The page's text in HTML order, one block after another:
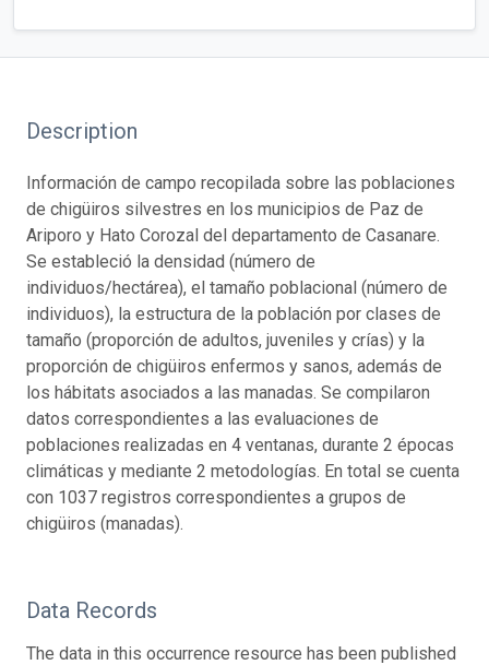
Description
Información de campo recopilada sobre las poblaciones
de chigüiros silvestres en los municipios de Paz de
Ariporo y Hato Corozal del departamento de Casanare.
Se estableció la densidad (número de
individuos/hectárea), el tamaño poblacional (número de
individuos), la estructura de la población por clases de
tamaño (proporción de adultos, juveniles y crías) y la
proporción de chigüiros enfermos y sanos, además de
los hábitats asociados a las manadas. Se compilaron
datos correspondientes a las evaluaciones de
poblaciones realizadas en 4 ventanas, durante 2 épocas
climáticas y mediante 2 metodologías. En total se cuenta
con 1037 registros correspondientes a grupos de
chigüiros (manadas).
Data Records
The data in this occurrence resource has been published